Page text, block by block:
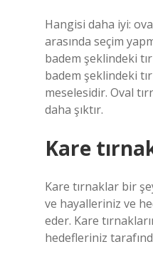
Hangisi daha iyi:
arasında seçim
badem şeklindeki
badem şeklindeki
meselesidir. Oval
daha şıktır.
Kare
Kare tırnaklar bir
ve hayalleriniz ve
eder. Kare
hedefleriniz